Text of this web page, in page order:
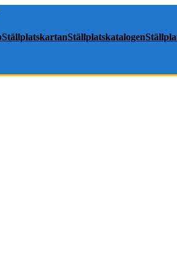
StällplatskartanStällplatskatalogen